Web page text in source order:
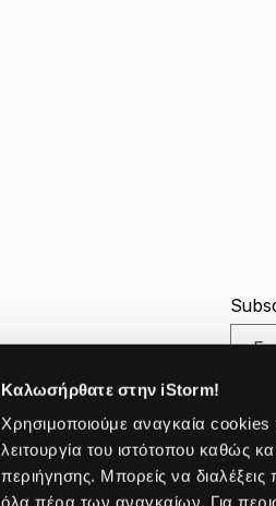
Καλωσήρθατε στην iStorm!
Χρησιμοποιούμε αναγκαία cookies
λειτουργία του ιστότοπου καθώς
περιήγησης. Μπορείς να
όλα πέρα των αναγκαίων. Για